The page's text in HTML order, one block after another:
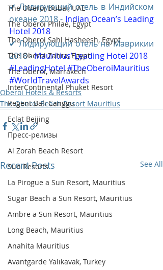
The Oberoi Dubai, UAE
The Oberoi Philae, Egypt
The Oberoi Sahl Hasheesh, Egypt
The Oberoi Zahra, Egypt
The Oberoi, Marrakech
InterContinental Phuket Resort
Regent Bali Canggu
Eclat Beijing
Пресс-релизы
Al Zorah Beach Resort
Sun Resorts
La Pirogue a Sun Resort, Mauritius
Sugar Beach a Sun Resort, Mauritius
Ambre a Sun Resort, Mauritius
Long Beach, Mauritius
Anahita Mauritius
Avantgarde Yalıkavak, Turkey
✔ Лидирующий отель в Индийском
океане 2018 - Indian Ocean’s Leading
Hotel 2018
✔ Лидирующий отель на Маврикии
2018 - Mauritius’ Leading Hotel 2018
#LeadingHotel#TheOberoiMauritius
#WorldTravelAwards
Oberoi Hotels & Resorts
The Oberoi Beach Resort Mauritius
Recent Posts See All